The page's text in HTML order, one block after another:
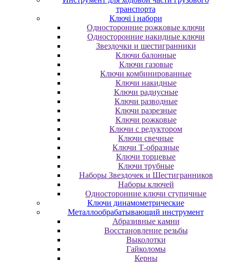
транспорта
Ключі і набори
Oднocтopoнниe poжкoвыe ключи
Oднocтopoнниe нaкидныe ключи
Звездочки и шестигранники
Ключи балонные
Ключи газовые
Ключи комбинированные
Ключи накидные
Ключи радиусные
Ключи разводные
Ключи разрезные
Ключи рожковые
Ключи с редуктором
Ключи свечные
Ключи Т-образные
Ключи торцевые
Ключи трубные
Наборы Звездочек и Шестигранников
Наборы ключей
Односторонние ключи ступичные
Ключи динамометрические
Металлообрабатывающий инструмент
Абразивные камни
Восстановление резьбы
Выколотки
Гайколомы
Керны